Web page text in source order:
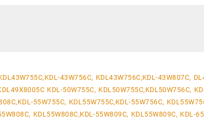
43W756C, KDL43W756C,KDL-43W807C,
KDL-50W755C, KDL50W755C,KDL50W756C,
55W755C, KDL55W755C,KDL-55W756C,
KDL55W808C,KDL-55W809C, KDL55W809C, KDL-